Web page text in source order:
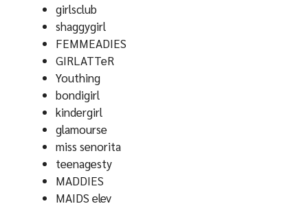
girlsclub
shaggygirl
FEMMEADIES
GIRLATTeR
Youthing
bondigirl
kindergirl
glamourse
miss senorita
teenagesty
MADDIES
MAIDS elev